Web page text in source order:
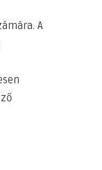
A